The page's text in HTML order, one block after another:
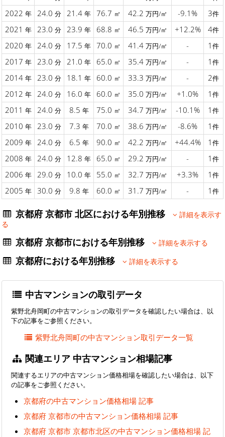
2022 年 24.0 分 21.4 年 76.7 ㎡ 42.2 万円/㎡ -9.1% 3件
2021 年 23.0 分 23.9 年 68.8 ㎡ 46.5 万円/㎡ +12.2% 4件
2020 年 24.0 分 17.5 年 70.0 ㎡ 41.4 万円/㎡ - 1 件
2017 年 23.0 分 21.0 年 65.0 ㎡ 35.4 万円/㎡ - 1 件
2014 年 23.0 分 18.1 年 60.0 ㎡ 33.3 万円/㎡ - 2件
2012 年 24.0 分 16.0 年 60.0 ㎡ 35.0 万円/㎡ +1.0% 1 件
2011 年 24.0 分 8.5 年 75.0 ㎡ 34.7 万円/㎡ -10.1% 1 件
2010 年 23.0 分 7.3 年 70.0 ㎡ 38.6 万円/㎡ -8.6% 1 件
2009 年 24.0 分 6.5 年 90.0 ㎡ 42.2 万円/㎡ +44.4% 1 件
2008 年 24.0 分 12.8 年 65.0 ㎡ 29.2 万円/㎡ - 1 件
2006 年 29.0 分 10.0 年 55.0 ㎡ 32.7 万円/㎡ +3.3% 1 件
2005 年 30.0 分 9.8 年 60.0 ㎡ 31.7 万円/㎡ - 1 件
京都府 京都市 北区における年別推移
詳細を表示す
る
京都府 京都市における年別推移 詳細を表示する
京都府における年別推移 詳細を表示する
中古マンションの取引データ
紫野北舟岡町の中古マンションの取引データを確認したい場合は、以
下の記事をご参照ください。
紫野北舟岡町の中古マンション取引データ一覧
関連エリア 中古マンション相場記事
関連するエリアの中古マンション価格相場を確認したい場合は、以下
の記事をご参照ください。
京都府の中古マンション価格相場 記事
京都府 京都市の中古マンション価格相場 記事
京都府 京都市 京都市北区の中古マンション価格相場 記